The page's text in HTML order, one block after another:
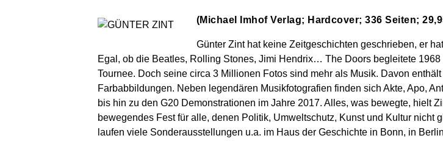
(Michael Imhof Verlag; Hardcover; 336 Seiten;
Günter Zint hat keine Zeitgeschichten geschrieben, er
Egal, ob die Beatles, Rolling Stones, Jimi Hendrix… The Doors begleitete 1968
Tournee. Doch seine circa 3 Millionen Fotos sind mehr als Musik. Davon
Farbabbildungen. Neben legendären Musikfotografien finden sich Akte, Apo,
bis hin zu den G20 Demonstrationen im Jahre 2017. Alles, was bewegte, hielt
bewegendes Fest für alle, denen Politik, Umweltschutz, Kunst und Kultur nicht
laufen viele Sonderausstellungen u.a. im Haus der Geschichte in Bonn, in